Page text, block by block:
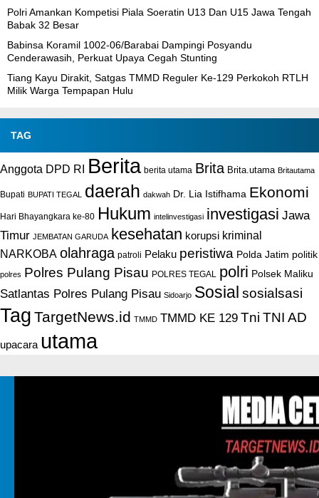
Polri Amankan Kompetisi Piala Soeratin U13 Dan U15 Jawa Tengah
Babak 32 Besar
Babinsa Koramil 1002-06/Barabai Dampingi Posyandu
Cenderawasih, Perkuat Upaya Cegah Stunting
Tiang Kayu Dirakit, Satgas TMMD Reguler Ke-129 Perkokoh RTLH
Milik Warga Tempapan Hulu
TAG
Anggota DPD RI Berita berita utama Brita Brita.utama Britautama
Bupati BUPATI TEGAL daerah dakwah Dr. Lia Istifhama Ekonomi
Hari Bhayangkara ke-80 Hukum intelinvestigasi investigasi Jawa
Timur JEMBATAN GARUDA kesehatan korupsi kriminal
NARKOBA olahraga patroli Pelaku peristiwa Polda Jatim politik
polres Polres Pulang Pisau POLRES TEGAL polri Polsek Maliku
Satlantas Polres Pulang Pisau Sidoarjo Sosial sosialsasi
Tag TargetNews.id TMMD TMMD KE 129 Tni TNI AD
upacara utama